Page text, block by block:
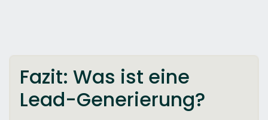
Fazit: Was ist eine
Lead-Generierung?